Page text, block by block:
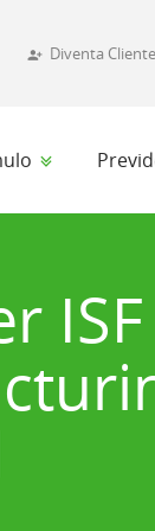
person_add_alt_1 Diventa Cliente